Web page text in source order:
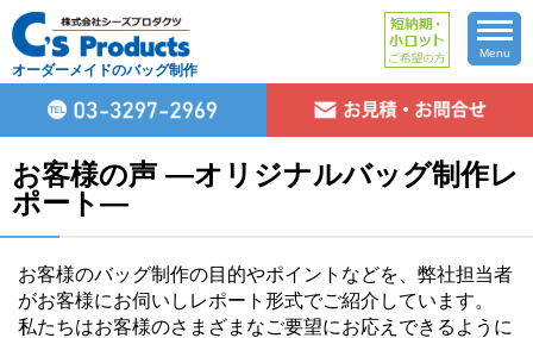
オーダーメイドのバッグ制作
Menu
お客様の声 ―オリジナルバッグ制作レ
ポート―
お客様のバッグ制作の目的やポイントなどを、弊社担当者
がお客様にお伺いしレポート形式でご紹介しています。
私たちはお客様のさまざまなご要望にお応えできるように